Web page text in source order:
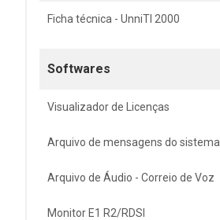
Ficha técnica - UnniTI 2000
Softwares
Visualizador de Licenças
Arquivo de mensagens do sistema
Arquivo de Áudio - Correio de Voz
Monitor E1 R2/RDSI